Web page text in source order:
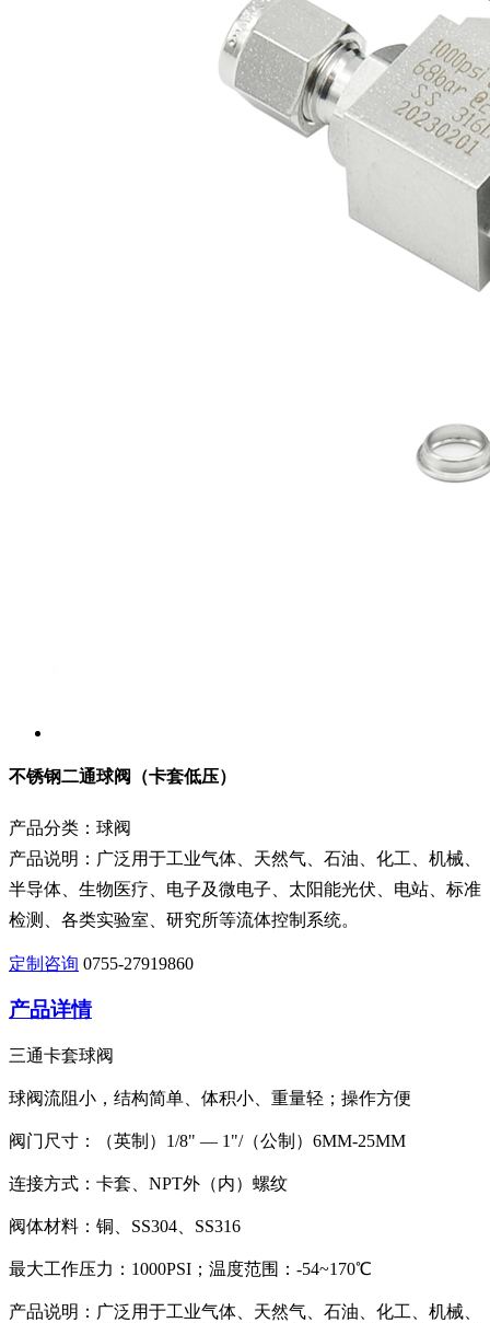
不锈钢二通球阀（卡套低压）
产品分类：球阀
产品说明：广泛用于工业气体、天然气、石油、化工、机械、
半导体、生物医疗、电子及微电子、太阳能光伏、电站、标准
检测、各类实验室、研究所等流体控制系统。
定制咨询 0755-27919860
产品详情
三通卡套球阀
球阀流阻小，结构简单、体积小、重量轻；操作方便
阀门尺寸：（英制）1/8" — 1"/（公制）6MM-25MM
连接方式：卡套、NPT外（内）螺纹
阀体材料：铜、SS304、SS316
最大工作压力：1000PSI；温度范围：-54~170℃
产品说明：广泛用于工业气体、天然气、石油、化工、机械、